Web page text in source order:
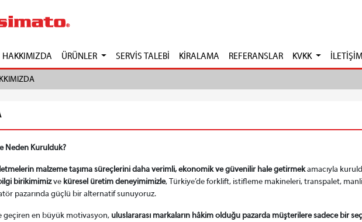
HAKKIMIZDA ÜRÜNLER SERVİS TALEBİ KİRALAMA REFERANSLAR KVKK İLETİŞİM
Neden Kurulduk?
malzeme taşıma süreçlerini daha verimli, ekonomik ve güvenilir hale getirmekamacıyla
birikimimizve küresel üretim deneyimimizle, Türkiye’de forklift, istifleme makineleri, transpalet,
pazarında güçlü bir alternatif sunuyoruz.
geçiren en büyük motivasyon, uluslararası markaların hâkim olduğu pazarda müşterilere sadece bir